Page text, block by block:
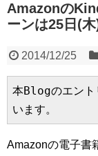
Amazonの
ーンは25日(
2014/12/25
本Blogのエント
います。
Amazonの電子書